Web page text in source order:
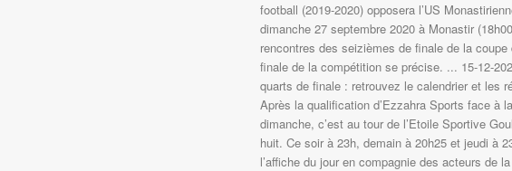
football (2019-2020) opposera l’US
dimanche 27 septembre 2020 à Monastir
rencontres des seizièmes de finale de la
finale de la compétition se précise. ... 15-12-
quarts de finale : retrouvez le calendrier et les
Après la qualification d’Ezzahra Sports face à
dimanche, c’est au tour de l’Etoile Sportive
huit. Ce soir à 23h, demain à 20h25 et jeudi à
l’affiche du jour en compagnie des acteurs de